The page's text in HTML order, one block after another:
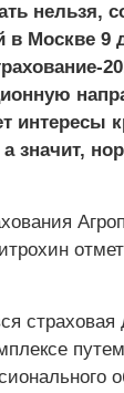
нельзя,
в Москве 9
интересы
значит,
страховая